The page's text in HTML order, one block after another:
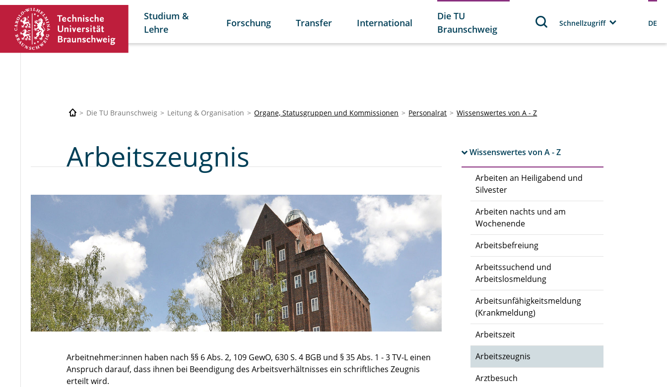
Studium &
Lehre
Forschung Transfer International
Die TU
Braunschweig
Schnellzugriff DE
Die TU Braunschweig Leitung & Organisation Organe, Statusgruppen und Kommissionen Personalrat Wissenswertes von A - Z
Wissenswertes von A - Z
Arbeiten an Heiligabend und
Silvester
Arbeiten nachts und am
Wochenende
Arbeitsbefreiung
Arbeitssuchend und
Arbeitslosmeldung
Arbeitsunfähigkeitsmeldung
(Krankmeldung)
Arbeitszeit
Arbeitszeugnis
Arztbesuch
Arbeitszeugnis
Arbeitnehmer:innen haben nach §§ 6 Abs. 2, 109 GewO, 630 S. 4 BGB und § 35 Abs. 1 - 3 TV-L einen
Anspruch darauf, dass ihnen bei Beendigung des Arbeitsverhältnisses ein schriftliches Zeugnis
erteilt wird.